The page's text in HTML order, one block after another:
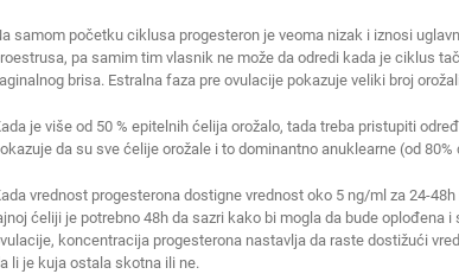
samom početku ciklusa progesteron je veoma nizak i iznosi
pa samim tim vlasnik ne može da odredi kada je ciklus
brisa. Estralna faza pre ovulacije pokazuje veliki broj
je više od 50 % epitelnih ćelija orožalo, tada treba pristupiti
da su sve ćelije orožale i to dominantno anuklearne (od 80%
vrednost progesterona dostigne vrednost oko 5 ng/ml za 24-
ćeliji je potrebno 48h da sazri kako bi mogla da bude oplođena
koncentracija progesterona nastavlja da raste dostižući
li je kuja ostala skotna ili ne.